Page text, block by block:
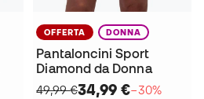
OFFERTA DONNA
Pantaloncini Sport
Diamond da Donna
49,99 €34,99 €−30%